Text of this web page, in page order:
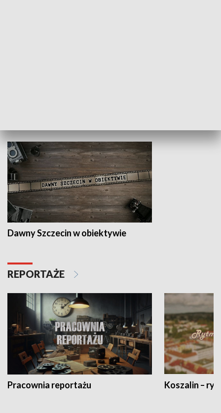
Dawny Szczecin w obiektywie
REPORTAŻE
Pracownia reportażu Koszalin –